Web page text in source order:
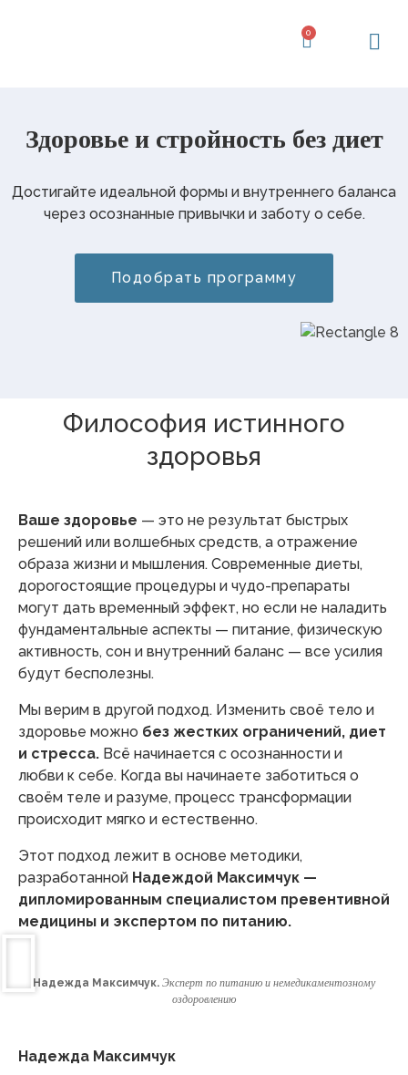
0
Корзина
Здоровье и стройность без диет
Достигайте идеальной формы и внутреннего баланса
через осознанные привычки и заботу о себе.
Подобрать программу
Философия истинного
здоровья
Ваше здоровье — это не результат быстрых
решений или волшебных средств, а отражение
образа жизни и мышления. Современные диеты,
дорогостоящие процедуры и чудо-препараты
могут дать временный эффект, но если не наладить
фундаментальные аспекты — питание, физическую
активность, сон и внутренний баланс — все усилия
будут бесполезны.
Мы верим в другой подход. Изменить своё тело и
здоровье можно без жестких ограничений, диет
и стресса. Всё начинается с осознанности и
любви к себе. Когда вы начинаете заботиться о
своём теле и разуме, процесс трансформации
происходит мягко и естественно.
Этот подход лежит в основе методики,
разработанной Надеждой Максимчук —
дипломированным специалистом превентивной
медицины и экспертом по питанию.
Надежда Максимчук. Эксперт по питанию и немедикаментозному
оздоровлению
Надежда Максимчук